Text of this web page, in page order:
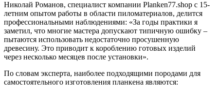
Николай Романов, специалист компании Planken77.shop с 15-
летним опытом работы в области пиломатериалов, делится
профессиональными наблюдениями: «За годы практики я
заметил, что многие мастера допускают типичную ошибку –
пытаются использовать недостаточно просушенную
древесину. Это приводит к короблению готовых изделий
через несколько месяцев после установки».
По словам эксперта, наиболее подходящими породами для
самостоятельного изготовления планкена являются: